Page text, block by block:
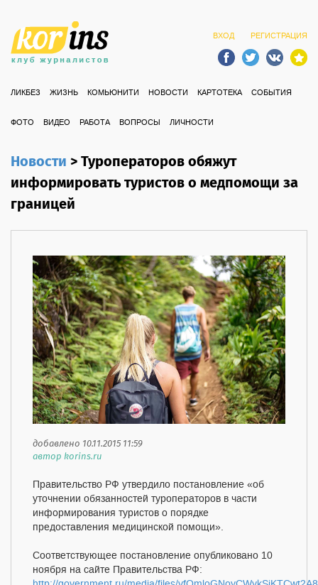
ВХОД РЕГИСТРАЦИЯ
ЛИКБЕЗ ЖИЗНЬ КОМЬЮНИТИ НОВОСТИ КАРТОТЕКА СОБЫТИЯ
ФОТО ВИДЕО РАБОТА ВОПРОСЫ ЛИЧНОСТИ
Новости>Туроператоров обяжут
информировать туристов о медпомощи за
границей
добавлено 10.11.2015 11:59
автор korins.ru
Правительство РФ утвердило постановление «об
уточнении обязанностей туроператоров в части
информирования туристов о порядке
предоставления медицинской помощи».
Соответствующее постановление опубликовано 10
ноября на сайте Правительства РФ: